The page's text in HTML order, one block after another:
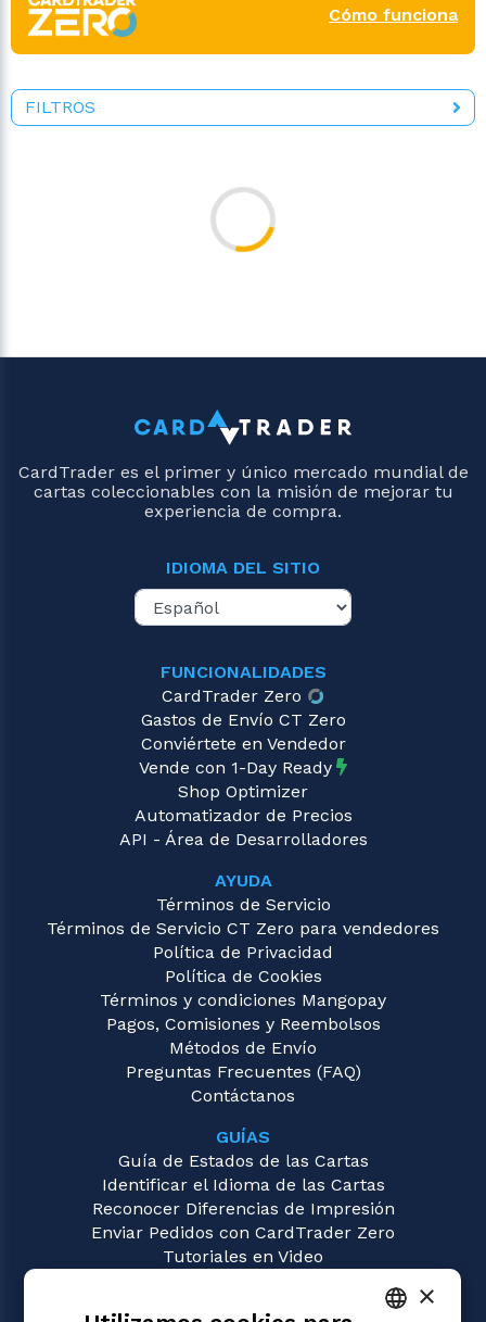
Cómo funciona
FILTROS
CardTrader es el primer y único mercado mundial de
cartas coleccionables con la misión de mejorar tu
experiencia de compra.
IDIOMA DEL SITIO
FUNCIONALIDADES
CardTrader Zero
Gastos de Envío CT Zero
Conviértete en Vendedor
Vende con 1-Day Ready
Shop Optimizer
Automatizador de Precios
API - Área de Desarrolladores
AYUDA
Términos de Servicio
Términos de Servicio CT Zero para vendedores
Política de Privacidad
Política de Cookies
Términos y condiciones Mangopay
Pagos, Comisiones y Reembolsos
Métodos de Envío
Preguntas Frecuentes (FAQ)
Contáctanos
GUÍAS
Guía de Estados de las Cartas
Identificar el Idioma de las Cartas
Reconocer Diferencias de Impresión
Enviar Pedidos con CardTrader Zero
Tutoriales en Video
×